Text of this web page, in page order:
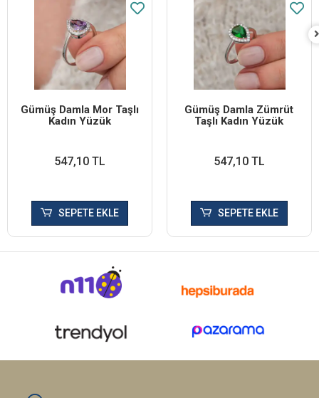
Gümüş Damla Mor Taşlı
Kadın Yüzük
547,10 TL
SEPETE EKLE
Gümüş Damla Zümrüt
Taşlı Kadın Yüzük
547,10 TL
SEPETE EKLE